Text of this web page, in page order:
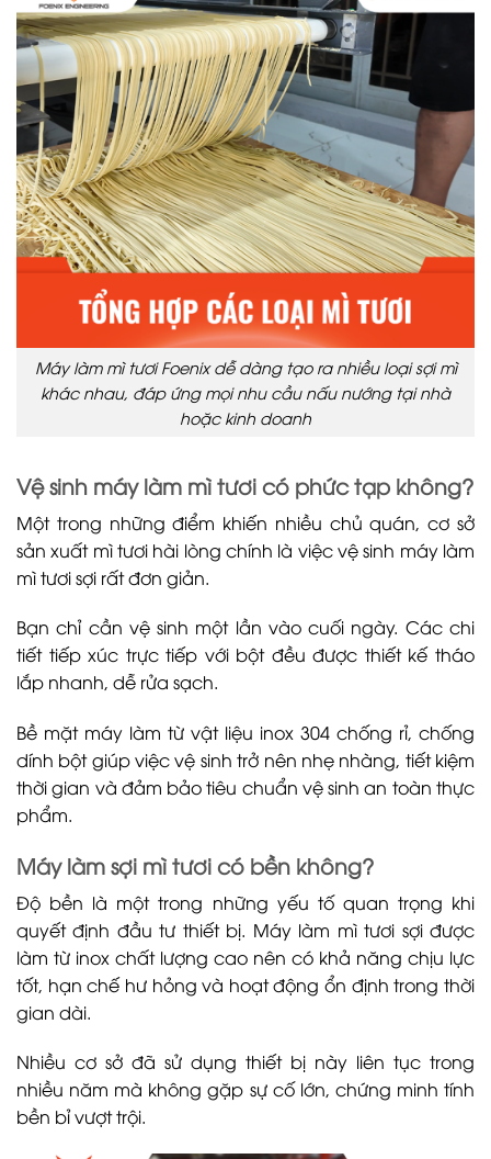
Máy làm mì tươi Foenix dễ dàng tạo ra nhiều loại sợi mì
khác nhau, đáp ứng mọi nhu cầu nấu nướng tại nhà
hoặc kinh doanh
Vệ sinh máy làm mì tươi có phức tạp không?
Một trong những điểm khiến nhiều chủ quán, cơ sở
sản xuất mì tươi hài lòng chính là việc vệ sinh máy làm
mì tươi sợi rất đơn giản.
Bạn chỉ cần vệ sinh một lần vào cuối ngày. Các chi
tiết tiếp xúc trực tiếp với bột đều được thiết kế tháo
lắp nhanh, dễ rửa sạch.
Bề mặt máy làm từ vật liệu inox 304 chống rỉ, chống
dính bột giúp việc vệ sinh trở nên nhẹ nhàng, tiết kiệm
thời gian và đảm bảo tiêu chuẩn vệ sinh an toàn thực
phẩm.
Máy làm sợi mì tươi có bền không?
Độ bền là một trong những yếu tố quan trọng khi
quyết định đầu tư thiết bị. Máy làm mì tươi sợi được
làm từ inox chất lượng cao nên có khả năng chịu lực
tốt, hạn chế hư hỏng và hoạt động ổn định trong thời
gian dài.
Nhiều cơ sở đã sử dụng thiết bị này liên tục trong
nhiều năm mà không gặp sự cố lớn, chứng minh tính
bền bỉ vượt trội.